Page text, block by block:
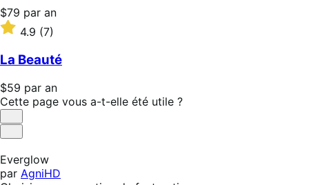
Prix
$79
an
$79 par an
Noté
sur
5 étoiles
4.9 (7)
La Beauté
Prix
$59
par
an
$59 par an
Cette page vous a-t-elle été utile ?
Utile
Pas
Everglow
par AgniHD